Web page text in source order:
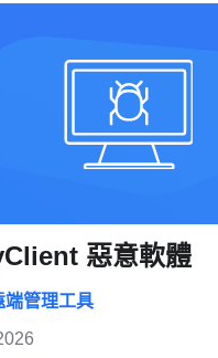
惡意軟體
端管理工具